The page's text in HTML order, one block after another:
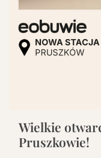
Wielkie
Pruszkowie!